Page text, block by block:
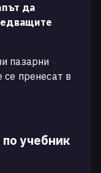
да
пазарни
се пренесат в
учебник